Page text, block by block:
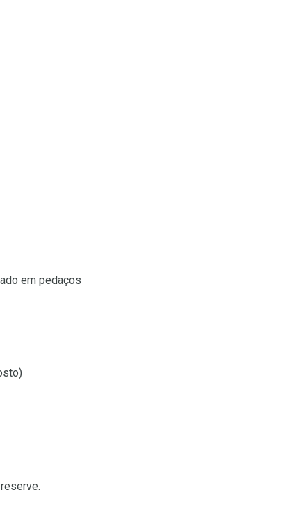
em pedaços